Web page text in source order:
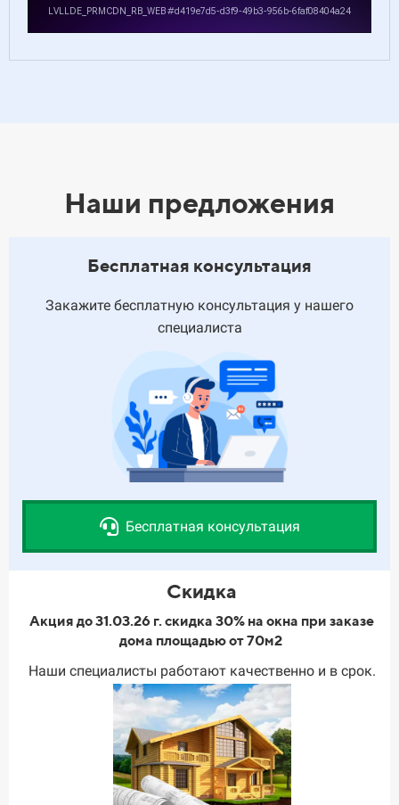
Наши предложения
Бесплатная консультация
Закажите бесплатную консультация у нашего
специалиста
Бесплатная консультация
Скидка
Акция до 31.03.26 г. скидка 30% на окна при заказе
дома площадью от 70м2
Наши специалисты работают качественно и в срок.
«Получить быстрый расчёт»